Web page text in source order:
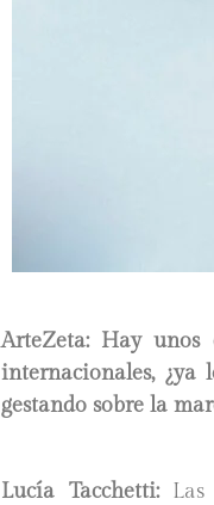
ArteZeta: Hay unos
internacionales, ¿ya
gestando sobre la
Lucía Tacchetti:Las